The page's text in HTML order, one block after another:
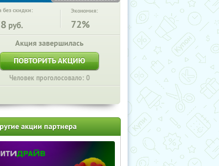
без скидки:
руб.
Экономия:
72%
Акция завершилась
ПОВТОРИТЬ АКЦИЮ
Человек проголосовало: 0
акции партнера